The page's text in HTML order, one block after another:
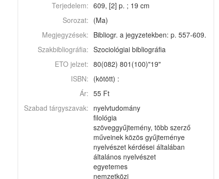
Terjedelem: 609, [2] p. ; 19 cm
Sorozat: (Ma)
Megjegyzések: Bibliogr. a jegyzetekben: p. 557-609.
Szakbibliográfia: Szociológiai bibliográfia
ETO jelzet: 80(082) 801(100)"19"
ISBN: (kötött) :
Ár: 55 Ft
Szabad tárgyszavak: nyelvtudomány
filológia
szöveggyűjtemény, több szerző
műveinek közös gyűjteménye
nyelvészet kérdései általában
általános nyelvészet
egyetemes
nemzetközi